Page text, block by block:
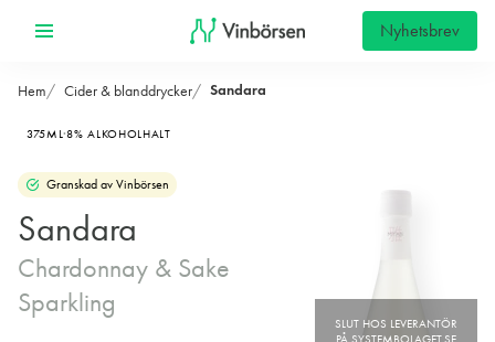
Nyhetsbrev
Hem Cider & blanddrycker Sandara
375ML 8% ALKOHOLHALT
Granskad av Vinbörsen
Sandara
Chardonnay & Sake
Sparkling